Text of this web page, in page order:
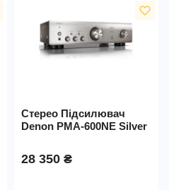
favorite_border
Стерео Підсилювач
Denon PMA-600NE Silver
28 350 ₴